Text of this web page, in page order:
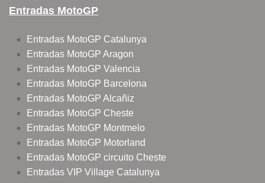
Entradas MotoGP
Entradas MotoGP Catalunya
Entradas MotoGP Aragon
Entradas MotoGP Valencia
Entradas MotoGP Barcelona
Entradas MotoGP Alcañiz
Entradas MotoGP Cheste
Entradas MotoGP Montmelo
Entradas MotoGP Motorland
Entradas MotoGP circuito Cheste
Entradas VIP Village Catalunya